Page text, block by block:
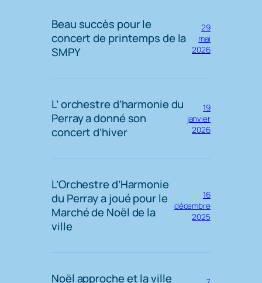
Beau succès pour le
concert de printemps de la
SMPY
29
mai
2026
L’ orchestre d’harmonie du
Perray a donné son
concert d’hiver
19
janvier
2026
L’Orchestre d’Harmonie
du Perray a joué pour le
Marché de Noël de la
ville
16
décembre
2025
Noël approche et la ville